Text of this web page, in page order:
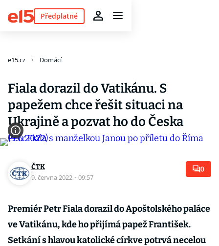
Předplatné
e15.cz Domácí
Fiala dorazil do Vatikánu. S
papežem chce řešit situaci na
Ukrajině a pozvat ho do Česka
ČTK
9. června 2022 · 09:57
0
Premiér Petr Fiala dorazil do Apoštolského paláce
ve Vatikánu, kde ho přijímá papež František.
Setkání s hlavou katolické církve potrvá necelou